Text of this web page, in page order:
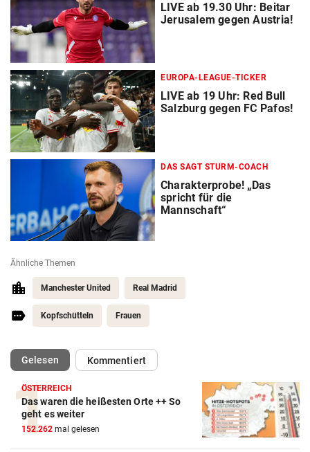
LIVE ab 19.30 Uhr: Beitar
Jerusalem gegen Austria!
EUROPA-LEAGUE-TICKER
LIVE ab 19 Uhr: Red Bull
Salzburg gegen FC Pafos!
DAS SAGT STURM-COACH
Charakterprobe! „Das
spricht für die
Mannschaft“
Ähnliche Themen
Manchester United Real Madrid
Kopfschütteln Frauen
Gelesen(ausgewählt)Kommentiert
ÖSTERREICH
Das waren die heißesten Orte ++ So
geht es weiter
152.262 mal gelesen
Action-Cam Vergleich
ZUM VERGLEICH